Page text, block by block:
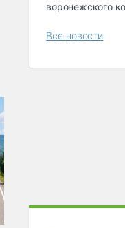
воронежского
Все новости